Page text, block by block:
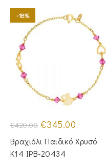
-18%
€420.00 Original
price
was:
€420.00.
€345.00
τιμή
είναι:
Βραχιόλι Παιδικό Χρυσό
Κ14 IPB-20434